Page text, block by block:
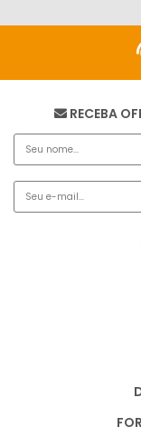
RECEBA